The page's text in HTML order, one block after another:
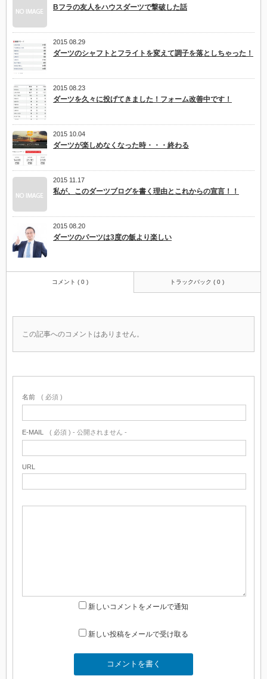
Bフラの友人をハウスダーツで撃破した話
2015 08.29
ダーツのシャフトとフライトを変えて調子を落としちゃった！
2015 08.23
ダーツを久々に投げてきました！フォーム改善中です！
2015 10.04
ダーツが楽しめなくなった時・・・終わる
2015 11.17
私が、このダーツブログを書く理由とこれからの宣言！！
2015 08.20
ダーツのパーツは3度の飯より楽しい
コメント ( 0 ) トラックバック ( 0 )
この記事へのコメントはありません。
名前 ( 必須 )
E-MAIL ( 必須 ) - 公開されません -
URL
新しいコメントをメールで通知
新しい投稿をメールで受け取る